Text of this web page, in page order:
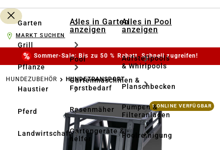
Garten
Grill
Pflanze
Haustier
Pferd
Landwirtschaft
Alles in Garten
anzeigen
Pool
Gartenmaschinen &
Forstbedarf
Rasenmäher
Gartengeräte & -
helfer
Alles in Pool
anzeigen
Aufstellpools
& Whirlpools
Planschbecken
Pumpen &
Filteranlagen
Poolreinigung
MARKT SUCHEN
Sommer-Sale: Bis zu 50 % Rabatt. Schnell zugreifen!
HUNDEZUBEHÖR HUNDETRANSPORT
Bildergalerie überspringen 1 ONLINE VERFÜGBAR